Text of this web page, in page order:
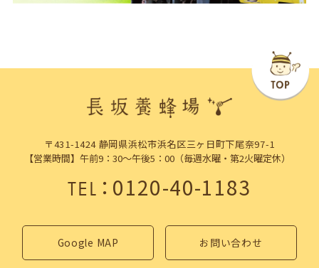
〒431-1424 静岡県浜松市浜名区三ヶ日町下尾奈97-1
【営業時間】午前9：30～午後5：00（毎週水曜・第2火曜定休）
TEL：0120-40-1183
Google MAP お問い合わせ